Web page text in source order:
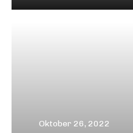
Oktober 26, 2022